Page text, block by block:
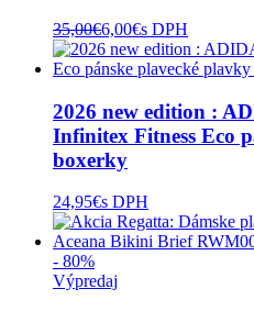
35,00€6,00€s DPH
2026 new edition :
Infinitex Fitness Eco
boxerky
24,95€s DPH
- 80%
Výpredaj